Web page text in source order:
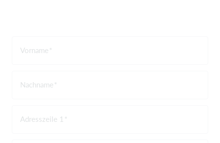
Vorname
Nachname
Adresszeile 1